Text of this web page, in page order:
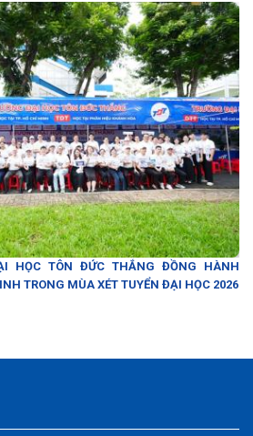
HỌC TÔN ĐỨC THẮNG ĐỒNG HÀNH
TRONG MÙA XÉT TUYỂN ĐẠI HỌC 2026